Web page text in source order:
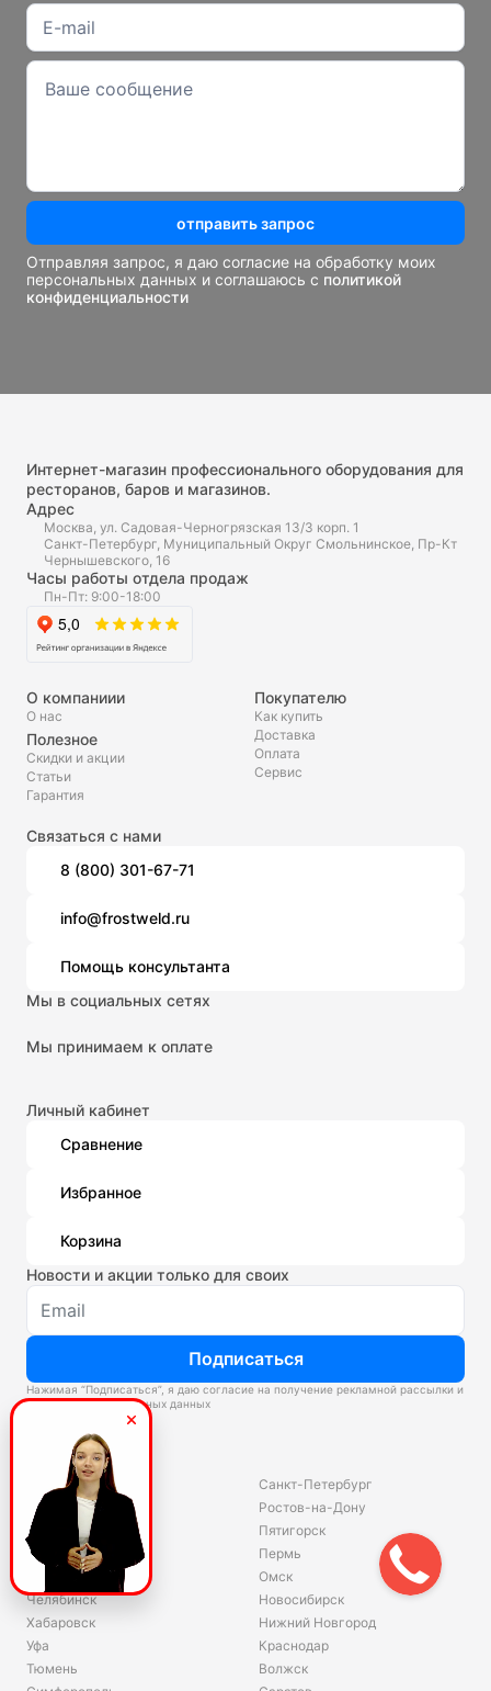
отправить запрос
Отправляя запрос, я даю согласие на обработку моих
персональных данных и соглашаюсь с политикой
конфиденциальности
Интернет-магазин профессионального оборудования для
ресторанов, баров и магазинов.
Адрес
Москва, ул. Садовая-Черногрязская 13/3 корп. 1
Санкт-Петербург, Муниципальный Округ Смольнинское, Пр-Кт
Чернышевского, 16
Часы работы отдела продаж
Пн-Пт: 9:00-18:00
О компаниии
О нас
Полезное
Скидки и акции
Статьи
Гарантия
Покупателю
Как купить
Доставка
Оплата
Сервис
Связаться с нами
8 (800) 301-67-71
info@frostweld.ru
Помощь консультанта
Мы в социальных сетях
Мы принимаем к оплате
Личный кабинет
Сравнение
Избранное
Корзина
Новости и акции только для своих
Подписаться
Нажимая “Подписаться”, я даю согласие на получение рекламной рассылки и
обработку персональных данных
Склады
Владивосток
Екатеринбург
Красноярск
Волгоград
Ярославль
Челябинск
Хабаровск
Уфа
Тюмень
Санкт-Петербург
Ростов-на-Дону
Пятигорск
Пермь
Омск
Новосибирск
Нижний Новгород
Краснодар
Волжск